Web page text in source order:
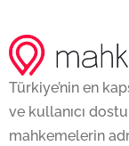
Türkiye’nin en
ve kullanıcı
mahkemelerin